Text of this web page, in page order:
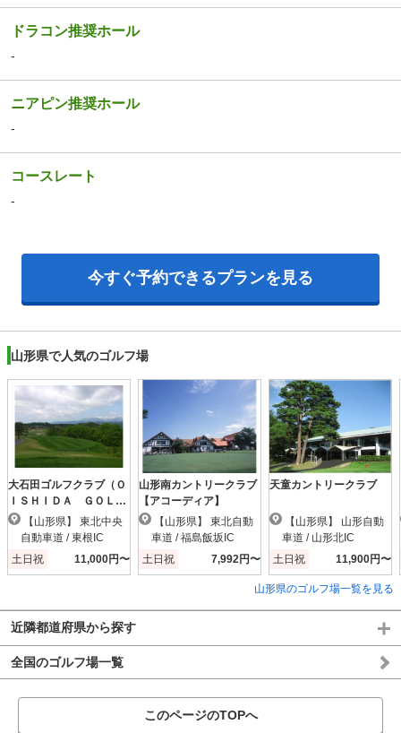
ドラコン推奨ホール
-
ニアピン推奨ホール
-
コースレート
-
今すぐ予約できるプランを見る
山形県で人気のゴルフ場
大石田ゴルフクラブ（Ｏ
ＩＳＨＩＤＡ ＧＯＬ
Ｆ ＣＬＵＢ）
自動車道 / 東根IC
土日祝
11,000円〜
山形南カントリークラブ
【アコーディア】
車道 / 福島飯坂IC
土日祝
7,992円〜
天童カントリークラブ
車道 / 山形北IC
土日祝
11,900円〜
山形県のゴルフ場一覧を見る
近隣都道府県から探す
全国のゴルフ場一覧
このページのTOPへ